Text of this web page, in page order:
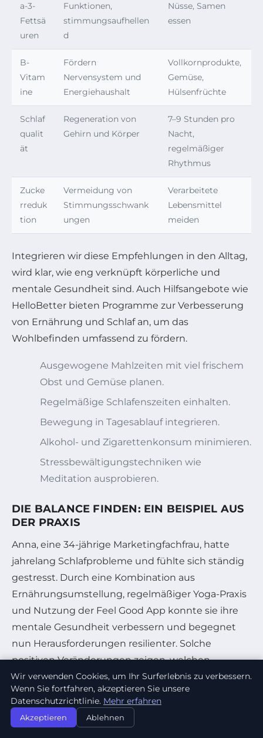
a-3-
Fettsä
uren
Funktionen,
stimmungsaufhellen
d
Nüsse, Samen
essen
B-
Vitam
ine
Fördern
Nervensystem und
Energiehaushalt
Vollkornprodukte,
Gemüse,
Hülsenfrüchte
Schlaf
qualit
ät
Regeneration von
Gehirn und Körper
7–9 Stunden pro
Nacht,
regelmäßiger
Rhythmus
Zucke
rreduk
tion
Vermeidung von
Stimmungsschwank
ungen
Verarbeitete
Lebensmittel
meiden
Integrieren wir diese Empfehlungen in den Alltag,
wird klar, wie eng verknüpft körperliche und
mentale Gesundheit sind. Auch Hilfsangebote wie
HelloBetter bieten Programme zur Verbesserung
von Ernährung und Schlaf an, um das
Wohlbefinden umfassend zu fördern.
Ausgewogene Mahlzeiten mit viel frischem
Obst und Gemüse planen.
Regelmäßige Schlafenszeiten einhalten.
Bewegung in Tagesablauf integrieren.
Alkohol- und Zigarettenkonsum minimieren.
Stressbewältigungstechniken wie
Meditation ausprobieren.
DIE BALANCE FINDEN: EIN BEISPIEL AUS
DER PRAXIS
Anna, eine 34-jährige Marketingfachfrau, hatte
jahrelang Schlafprobleme und fühlte sich ständig
gestresst. Durch eine Kombination aus
Ernährungsumstellung, regelmäßiger Yoga-Praxis
und Nutzung der Feel Good App konnte sie ihre
mentale Gesundheit verbessern und begegnet
nun Herausforderungen resilienter. Solche
positiven Veränderungen zeigen, welchen
Unterschied die bewusste Pflege von Körper und
Geist machen kann.
HÄUFIG GESTELLTE FRAGEN
Wir verwenden Cookies, um Ihr Surferlebnis zu verbessern.
Wenn Sie fortfahren, akzeptieren Sie unsere
Datenschutzrichtlinie. Mehr erfahren
Akzeptieren Ablehnen